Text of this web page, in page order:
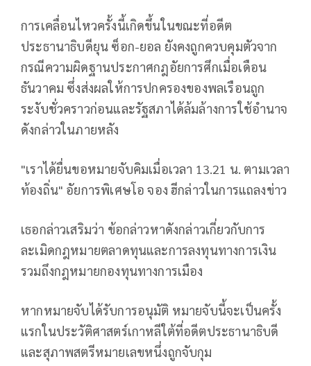
การเคลื่อนไหวครั้งนี้เกิดขึ้นในขณะที่อดีต
ประธานาธิบดียุน ซ็อก-ยอล ยังคงถูกควบคุมตัวจาก
กรณีความผิดฐานประกาศกฎอัยการศึกเมื่อเดือน
ธันวาคม ซึ่งส่งผลให้การปกครองของพลเรือนถูก
ระงับชั่วคราวก่อนและรัฐสภาได้ล้มล้างการใช้อำนาจ
ดังกล่าวในภายหลัง
"เราได้ยื่นขอหมายจับคิมเมื่อเวลา 13.21 น. ตามเวลา
ท้องถิ่น" อัยการพิเศษโอ จอง ฮีกล่าวในการแถลงข่าว
เธอกล่าวเสริมว่า ข้อกล่าวหาดังกล่าวเกี่ยวกับการ
ละเมิดกฎหมายตลาดทุนและการลงทุนทางการเงิน
รวมถึงกฎหมายกองทุนทางการเมือง
หากหมายจับได้รับการอนุมัติ หมายจับนี้จะเป็นครั้ง
แรกในประวัติศาสตร์เกาหลีใต้ที่อดีตประธานาธิบดี
และสุภาพสตรีหมายเลขหนึ่งถูกจับกุม